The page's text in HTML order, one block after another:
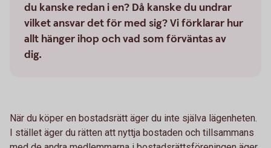
du kanske redan i en? Då kanske du undrar
vilket ansvar det för med sig? Vi förklarar hur
allt hänger ihop och vad som förväntas av
dig.
När du köper en bostadsrätt äger du inte själva lägenheten.
I stället äger du rätten att nyttja bostaden och tillsammans